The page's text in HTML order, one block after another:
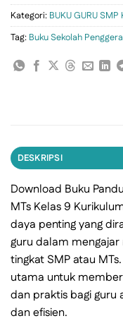
Kategori: BUKU GURU SMP
Tag: Buku Sekolah
DESKRIPSI
Download Buku
MTs Kelas 9
daya penting yang
guru dalam
tingkat SMP atau
utama untuk
dan praktis bagi guru
dan efisien.